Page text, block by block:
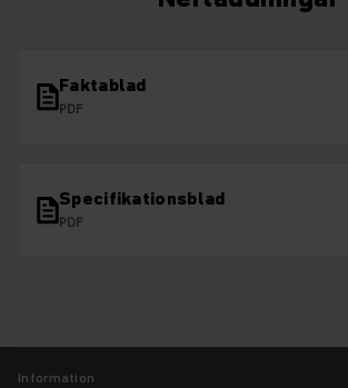
Faktablad
PDF
Specifikationsblad
PDF
Information